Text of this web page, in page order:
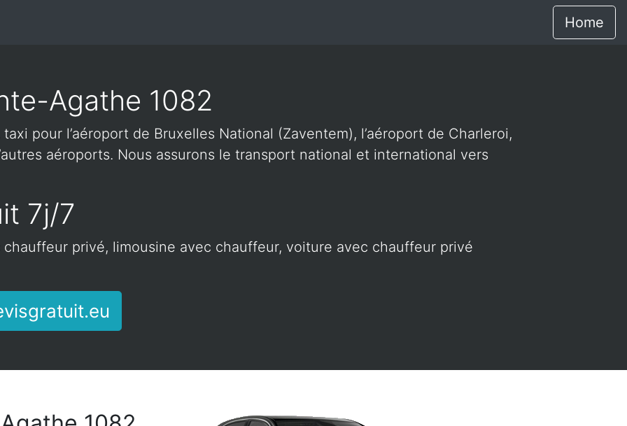
Home
Agathe 1082
pour l’aéroport de Bruxelles National (Zaventem), l’aéroport de Charleroi,
aéroports. Nous assurons le transport national et international vers
7j/7
privé, limousine avec chauffeur, voiture avec chauffeur privé